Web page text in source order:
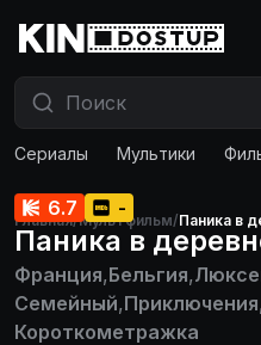
Сериалы Мультики
Главная/Мультфильм/Паника в
6.7 -
Паника в
Франция,Бельгия,
Семейный,Приключения,
Короткометражка